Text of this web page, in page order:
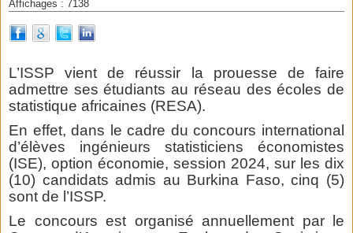
Affichages : 7138
L’ISSP vient de réussir la prouesse de faire
admettre ses étudiants au réseau des écoles de
statistique africaines (RESA).
En effet, dans le cadre du concours international
d’élèves ingénieurs statisticiens économistes
(ISE), option économie, session 2024, sur les dix
(10) candidats admis au Burkina Faso, cinq (5)
sont de l’ISSP.
Le concours est organisé annuellement par le